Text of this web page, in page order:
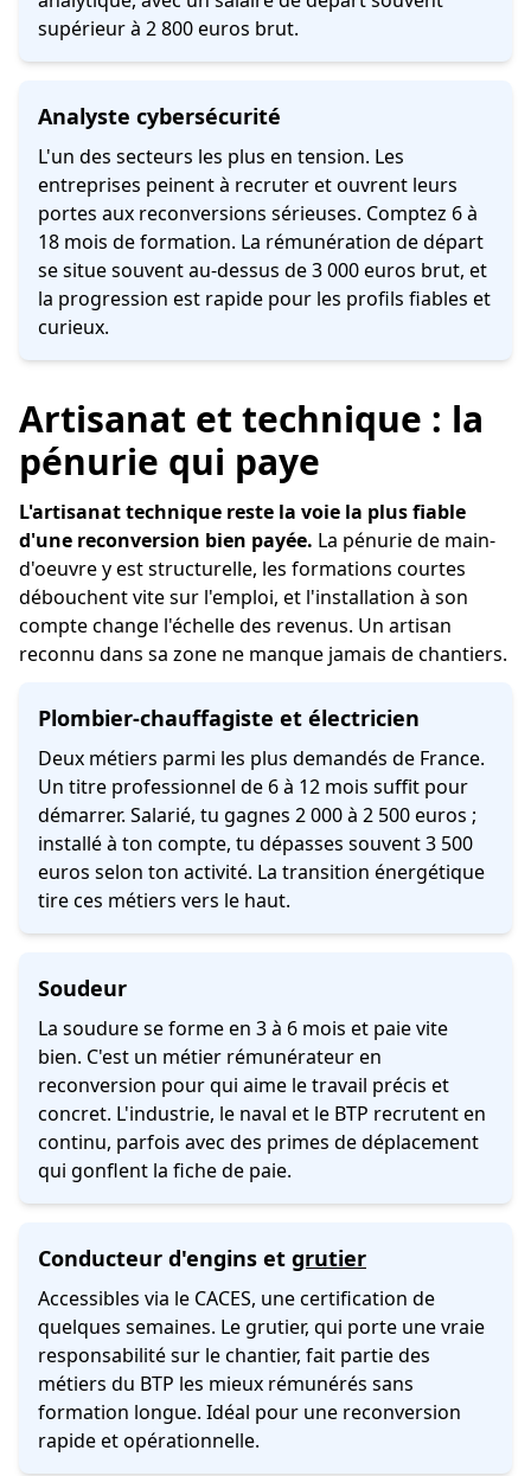
supérieur à 2 800 euros brut.
Analyste cybersécurité
L'un des secteurs les plus en tension. Les
entreprises peinent à recruter et ouvrent leurs
portes aux reconversions sérieuses. Comptez 6 à
18 mois de formation. La rémunération de départ
se situe souvent au-dessus de 3 000 euros brut, et
la progression est rapide pour les profils fiables et
curieux.
Artisanat et technique : la
pénurie qui paye
L'artisanat technique reste la voie la plus fiable
d'une reconversion bien payée. La pénurie de main-
d'oeuvre y est structurelle, les formations courtes
débouchent vite sur l'emploi, et l'installation à son
compte change l'échelle des revenus. Un artisan
reconnu dans sa zone ne manque jamais de chantiers.
Plombier-chauffagiste et électricien
Deux métiers parmi les plus demandés de France.
Un titre professionnel de 6 à 12 mois suffit pour
démarrer. Salarié, tu gagnes 2 000 à 2 500 euros ;
installé à ton compte, tu dépasses souvent 3 500
euros selon ton activité. La transition énergétique
tire ces métiers vers le haut.
Soudeur
La soudure se forme en 3 à 6 mois et paie vite
bien. C'est un métier rémunérateur en
reconversion pour qui aime le travail précis et
concret. L'industrie, le naval et le BTP recrutent en
continu, parfois avec des primes de déplacement
qui gonflent la fiche de paie.
Conducteur d'engins et grutier
Accessibles via le CACES, une certification de
quelques semaines. Le grutier, qui porte une vraie
responsabilité sur le chantier, fait partie des
métiers du BTP les mieux rémunérés sans
formation longue. Idéal pour une reconversion
rapide et opérationnelle.